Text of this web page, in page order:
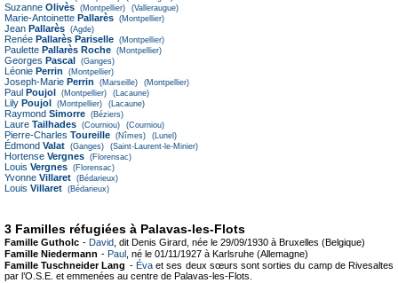
Suzanne Olivès (Montpellier) (Valleraugue)
Marie-Antoinette Pallarès (Montpellier)
Jean Pallarès (Agde)
Renée Pallarès Pariselle (Montpellier)
Paulette Pallarès Roche (Montpellier)
Georges Pascal (Ganges)
Léonie Perrin (Montpellier)
Joseph-Marie Perrin (Marseille) (Montpellier)
Paul Poujol (Montpellier) (Lacaune)
Lily Poujol (Montpellier) (Lacaune)
Raymond Simorre (Béziers)
Laure Tailhades (Courniou) (Courniou)
Pierre-Charles Toureille (Nîmes) (Lunel)
Édmond Valat (Ganges) (Saint-Laurent-le-Minier)
Hortense Vergnes (Florensac)
Louis Vergnes (Florensac)
Yvonne Villaret (Bédarieux)
Louis Villaret (Bédarieux)
3 Familles réfugiées à Palavas-les-Flots
Famille Gutholc - David , dit Denis Girard, née le 29/09/1930 à Bruxelles (Belgique)
Famille Niedermann - Paul
, né le 01/11/1927 à Karlsruhe (Allemagne)
Famille Tuschneider Lang - Évaet ses deux sœurs sont sorties du camp de Rivesaltes
par l’O.S.E. et emmenées au centre de Palavas-les-Flots.